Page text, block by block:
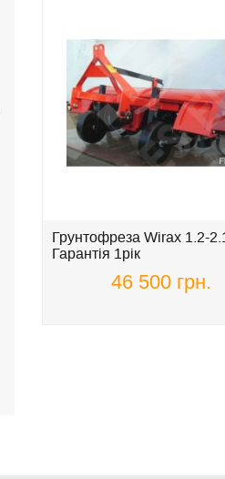
Грунтофреза Wirax 1.2-
Гарантія 1рік
46 500 грн.